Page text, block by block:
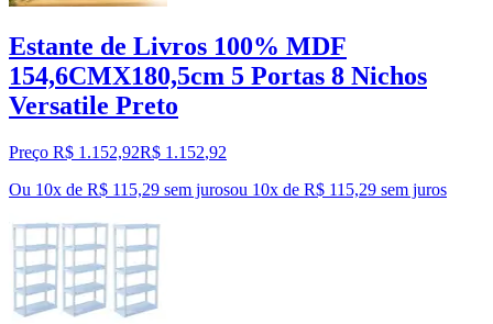
Estante de Livros 100% MDF
154,6CMX180,5cm 5 Portas 8 Nichos
Versatile Preto
Preço R$ 1.152,92R$ 1.152,92
Ou 10x de R$ 115,29 sem jurosou 10x de R$ 115,29 sem juros